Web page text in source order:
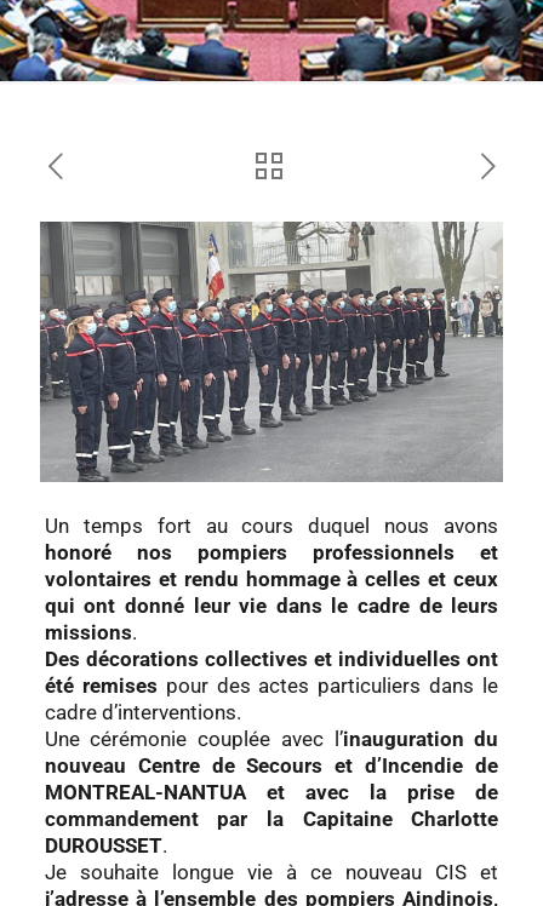
Un temps fort au cours duquel nous avons
honoré nos pompiers professionnels et
volontaires et rendu hommage à celles et ceux
qui ont donné leur vie dans le cadre de leurs
missions.
Des décorations collectives et individuelles ont
été remises pour des actes particuliers dans le
cadre d’interventions.
Une cérémonie couplée avec l’inauguration du
nouveau Centre de Secours et d’Incendie de
MONTREAL-NANTUA et avec la prise de
commandement par la Capitaine Charlotte
DUROUSSET.
Je souhaite longue vie à ce nouveau CIS et
j’adresse à l’ensemble des pompiers Aindinois,